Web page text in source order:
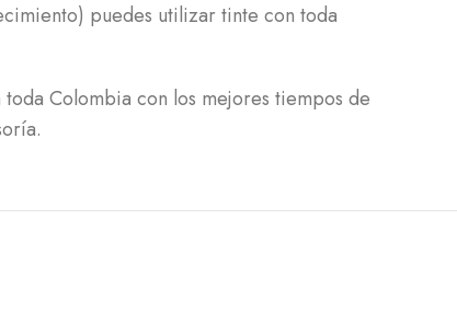
puedes utilizar tinte con toda
Colombia con los mejores tiempos de